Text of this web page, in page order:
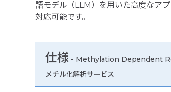
語モデル（LLM）を用いた高度なア
対応可能です。
仕様 - Methylation Dependent
メチル化解析サービス